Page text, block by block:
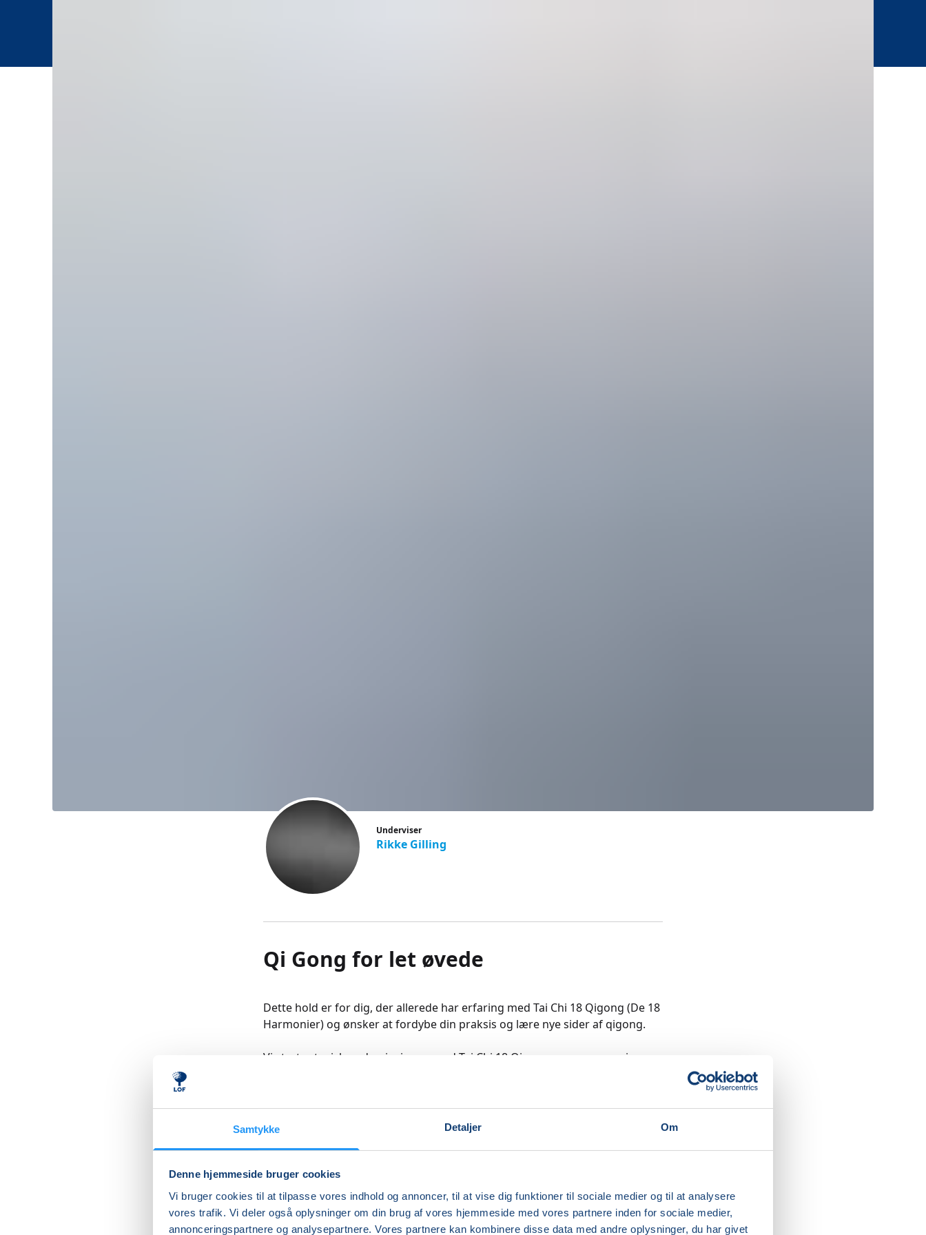
Samtykke Detaljer Om
Denne hjemmeside bruger cookies
Vi bruger cookies til at tilpasse vores indhold og annoncer, til at vise dig funktioner til sociale medier og til at analysere
vores trafik. Vi deler også oplysninger om din brug af vores hjemmeside med vores partnere inden for sociale medier,
annonceringspartnere og analysepartnere. Vores partnere kan kombinere disse data med andre oplysninger, du har givet
Underviser
Rikke Gilling
Qi Gong for let øvede
Dette hold er for dig, der allerede har erfaring med Tai Chi 18 Qigong (De 18
Harmonier) og ønsker at fordybe din praksis og lære nye sider af qigong.
Vi starter typisk undervisningen med Tai Chi 18 Qigong som opvarmning og
balance, styrke og flow i dine bevægelser.
inspireret af tigerens styrke, hjortens smidighed, bjørnens stabilitet, abens
lethed og tranens ro.
Undervisningen kombinerer nærvær, fordybelse og fysisk træning i et roligt